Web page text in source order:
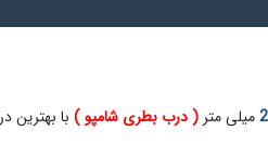
میلی متر ( درب بطری شامپو ) با